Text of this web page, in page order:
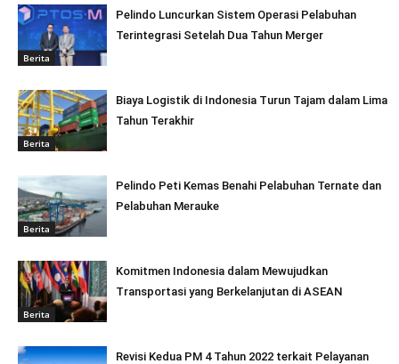
Berita
Pelindo Luncurkan Sistem Operasi Pelabuhan
Terintegrasi Setelah Dua Tahun Merger
Berita
Biaya Logistik di Indonesia Turun Tajam dalam Lima
Tahun Terakhir
Berita
Pelindo Peti Kemas Benahi Pelabuhan Ternate dan
Pelabuhan Merauke
Berita
Komitmen Indonesia dalam Mewujudkan
Transportasi yang Berkelanjutan di ASEAN
Revisi Kedua PM 4 Tahun 2022 terkait Pelayanan